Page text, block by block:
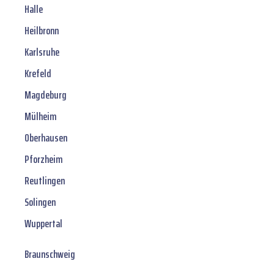
Halle
Heilbronn
Karlsruhe
Krefeld
Magdeburg
Mülheim
Oberhausen
Pforzheim
Reutlingen
Solingen
Wuppertal
Braunschweig